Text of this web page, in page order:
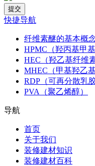
快捷导航
纤维素醚的基本概
HPMC（羟丙基甲基
HEC（羟乙基纤维素
MHEC（甲基羟乙
RDP（可再分散乳胶
PVA（聚乙烯醇）
导航
首页
关于我们
装修建材知识
装修建材百科